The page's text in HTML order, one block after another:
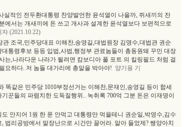
적인 전두환대통령 찬양발언한 윤석열이 나을까, 쥐새끼의 잔
에서는 개새끼에 돈 쓰고 개사과 설계한 윤석열보다 보편적으로
(2021.10.22)
조국,민주당대표 이해찬,송영길,대법원장 김명수,대법관 권순
통령후보 등등 입법,사법,행정부 관료놈들이 총동원돼 꾸민 대장
,나라다운 나라가 될려면 캄보디아 폴 포트 의 킬링필드 처럼 걸
요하다. 저 놈들 대가리에 총알을 박아야! 양기용 기
같은 민주당 1010부정선거는 이해찬,문재인,송영길 등이 합세
꾼들의 파렴치한 도둑질행위.. 녹취록 700억 그분 돈은 이재명이
안지어 1원 한 푼 안먹고 대통령만 먹을테니 권순일,박영수,김수
법리공방에서 말장난으로 시간만 끌어라. 알아 들었제? 쌩양아치